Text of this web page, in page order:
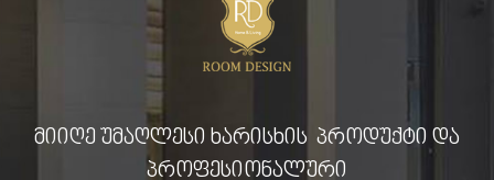
მიიღე უმაღლესი ხარისხის პროდუქტი და
პროფესიონალური